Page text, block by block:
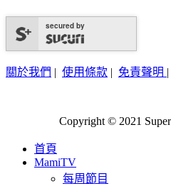
secured by
關於我們 | 使用條款 | 免責聲明 |
Copyright © 2021
首頁
MamiTV
每周節目